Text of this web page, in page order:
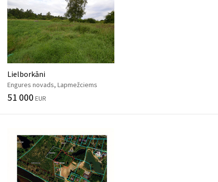
Lielborkāni
Engures novads, Lapmežciems
51 000 EUR